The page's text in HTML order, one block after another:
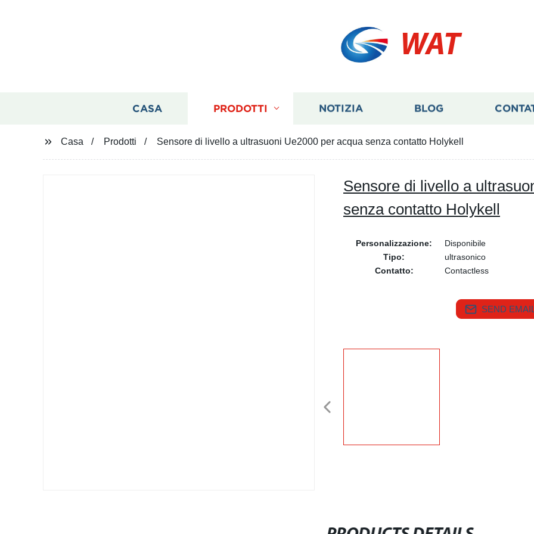
WAT
CASA PRODOTTI NOTIZIA BLOG
Casa Prodotti Sensore di livello a ultrasuoni Ue2000 per acqua senza contatto Holykell
Sensore di livello a
senza contatto Holykell
Personalizzazione:
Disponibile
Tipo:
ultrasonico
Contatto:
Contactless
SEND